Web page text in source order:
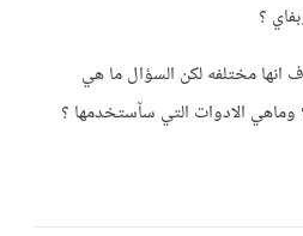
؟
مختلفه لكن السؤال ما هي
وماهي الادوات التي سآستخدمها ؟